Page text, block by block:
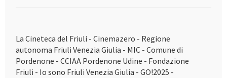
La Cineteca del Friuli - Cinemazero - Regione
autonoma Friuli Venezia Giulia - MIC - Comune di
Pordenone - CCIAA Pordenone Udine - Fondazione
Friuli - Io sono Friuli Venezia Giulia - GO!2025 -